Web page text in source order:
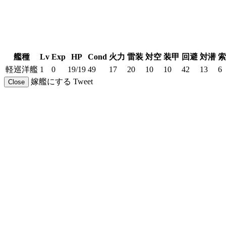
艦種 Lv Exp HP Cond 火力 雷装 対空 装甲 回避 対潜
軽巡洋艦 1 0 19/19 49 17 20 10 10 42 13 6
Close 嫁艦にする Tweet